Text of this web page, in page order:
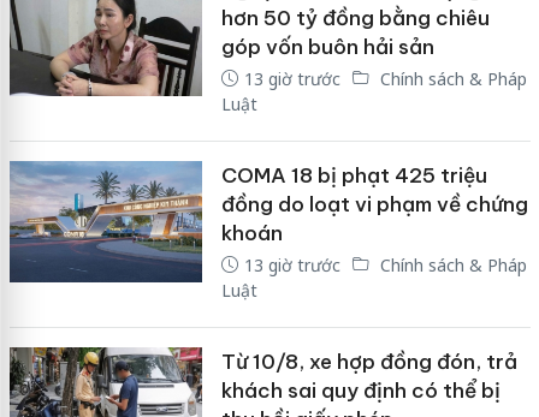
hơn 50 tỷ đồng bằng chiêu
góp vốn buôn hải sản
13 giờ trước
Chính sách & Pháp
Luật
COMA 18 bị phạt 425 triệu
đồng do loạt vi phạm về chứng
khoán
13 giờ trước
Chính sách & Pháp
Luật
Từ 10/8, xe hợp đồng đón, trả
khách sai quy định có thể bị